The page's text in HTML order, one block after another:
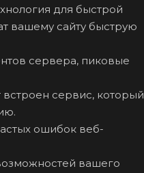
для быстрой
вашему сайту быструю
сервера, пиковые
сервис, который
ошибок веб-
вашего